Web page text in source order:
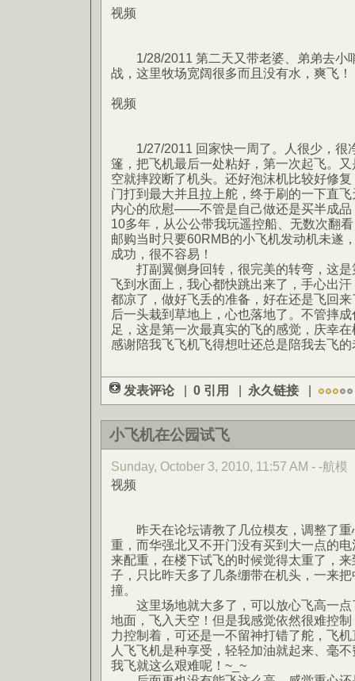
视频
1/28/2011 第二天又带老婆、弟弟去小
战，这里牧场宽阔很多而且没有水，爽飞！
视频
1/27/2011 回家快一周了。人很少，很
篷，把飞机最后一处粘好，第一次起飞。
空就摔跤断了机头。还好泡沫机比较好修
门打到最大并且拉上舵，终于刷的一下直
内心的欣慰——不管是自己做还是买半成品
10多年，从公公带我玩遥控船、无数次翻
邮购当时只要60RMB的小飞机发动机未遂
成功，很不容易！
打副翼侧身回转，很完美的转弯，这是
飞到水面上，我心都快跳出来了，手心出
都凉了，做好飞丢的准备，好在还是飞回
后一头栽到草地上，心也落地了。不管摔
足，这是第一次最真实的飞的感觉，庆幸
感谢陪我飞飞机飞得想吐还总是陪我去飞的
发表评论 | 0 引用 | 永久链接 |
小飞机在公园试飞
Sunday, October 3, 2010, 11:57 AM - -航模
视频
昨天在论坛请教了几位模友，调整了重
重，而华强北又不开门没有买到大一点的
来配重，在楼下试飞的时候觉得太重了，
子，只比昨天多了几条绷带在机头，一来
撞。
这里场地就大多了，可以放心飞高一点
地面，飞入天空！但是我感觉依然很难控制
力控制着，可还是一不留神打错了舵，飞
人飞飞机是种享受，轻轻加油就起来、毫
我飞就这么艰难呢！~_~